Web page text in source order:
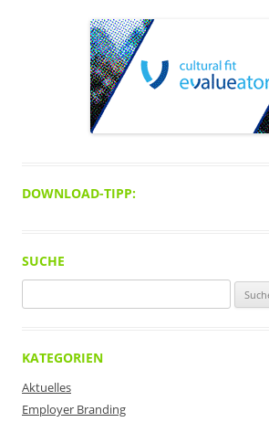
DOWNLOAD-TIPP:
SUCHE
nach:
KATEGORIEN
Aktuelles
Employer Branding